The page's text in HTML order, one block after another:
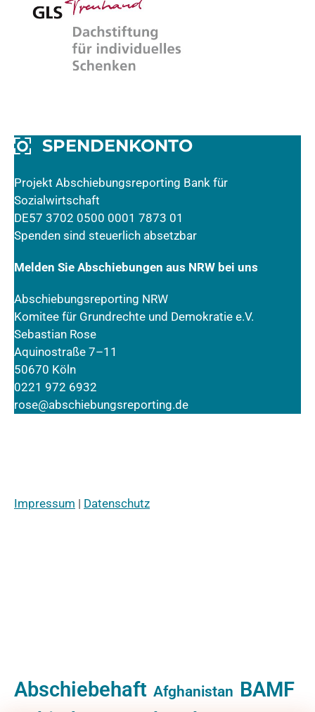
SPENDENKONTO
Projekt Abschiebungsreporting Bank für
Sozialwirtschaft
DE57 3702 0500 0001 7873 01
Spenden sind steuerlich absetzbar
Melden Sie Abschiebungen aus NRW bei uns
Abschiebungsreporting NRW
Komitee für Grundrechte und Demokratie e.V.
Sebastian Rose
Aquinostraße 7–11
50670 Köln
0221 972 6932
rose@abschiebungsreporting.de
Impressum | Datenschutz
Abschiebehaft Afghanistan BAMF